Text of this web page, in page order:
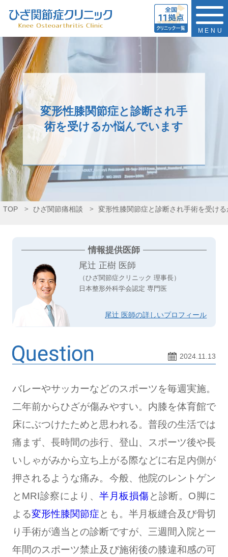
MENU
変形性膝関節症と診断され手
術を受けるか悩んでいます
TOP ひざ関節痛相談 変形性膝関節症と診断され手術を受け
情報提供医師
尾辻 正樹 医師
（ひざ関節症クリニック 理事長）
日本整形外科学会認定 専門医
尾辻 医師の詳しいプロフィール
2024.11.13
バレーやサッカーなどのスポーツを毎週実施。
二年前からひざが傷みやすい。内膝を体育館で
床にぶつけたためと思われる。普段の生活では
痛まず、長時間の歩行、登山、スポーツ後や長
いしゃがみから立ち上がる際などに右足内側が
押されるような痛み。今般、他院のレントゲン
とMRI診察により、半月板損傷と診断。O脚に
よる変形性膝関節症とも。半月板縫合及び骨切
り手術が適当との診断ですが、三週間入院と一
年間のスポーツ禁止及び施術後の膝違和感の可